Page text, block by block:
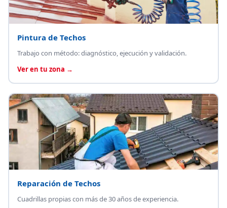
Pintura de Techos
Trabajo con método: diagnóstico, ejecución y validación.
Ver en tu zona →
Reparación de Techos
Cuadrillas propias con más de 30 años de experiencia.